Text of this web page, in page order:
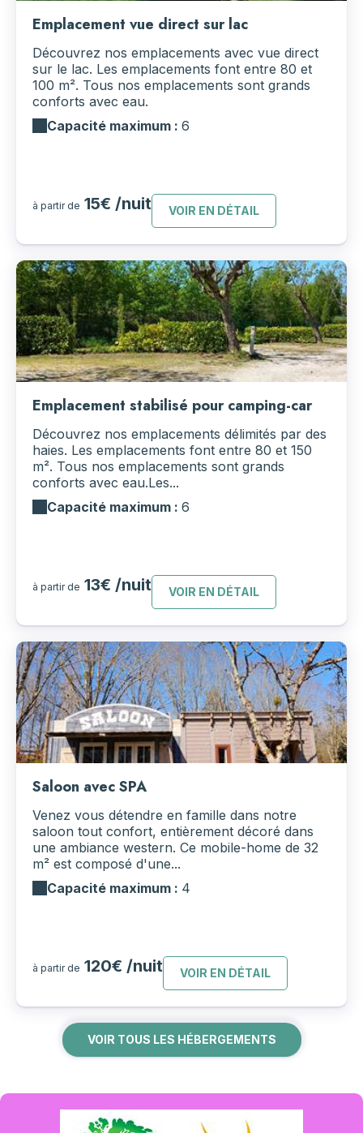
Emplacement vue direct sur lac
Découvrez nos emplacements avec vue direct
sur le lac. Les emplacements font entre 80 et
100 m². Tous nos emplacements sont grands
conforts avec eau.
Capacité maximum : 6
à partir de 15€ /nuit VOIR EN DÉTAIL
Emplacement stabilisé pour camping-car
Découvrez nos emplacements délimités par des
haies. Les emplacements font entre 80 et 150
m². Tous nos emplacements sont grands
conforts avec eau.Les...
Capacité maximum : 6
à partir de 13€ /nuit VOIR EN DÉTAIL
Saloon avec SPA
Venez vous détendre en famille dans notre
saloon tout confort, entièrement décoré dans
une ambiance western. Ce mobile-home de 32
m² est composé d'une...
Capacité maximum : 4
à partir de 120€ /nuit VOIR EN DÉTAIL
VOIR TOUS LES HÉBERGEMENTS